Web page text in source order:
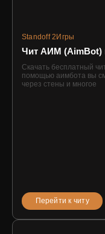
Standoff 2 Игры
Чит АИМ (AimBot)
Скачать бесплатный
помощью аимбота вы
через стены и многое
Перейти к читу